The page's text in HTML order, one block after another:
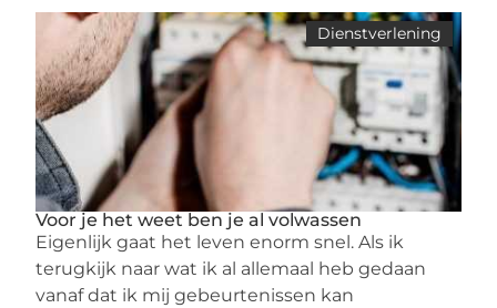
Dienstverlening
Voor je het weet ben je al volwassen
Eigenlijk gaat het leven enorm snel. Als ik
terugkijk naar wat ik al allemaal heb gedaan
vanaf dat ik mij gebeurtenissen kan